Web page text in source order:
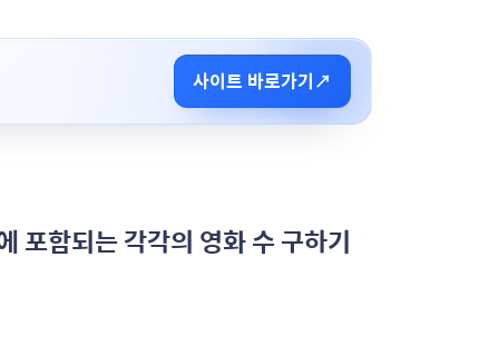
사이트 바로가기↗
함되는 각각의 영화 수 구하기